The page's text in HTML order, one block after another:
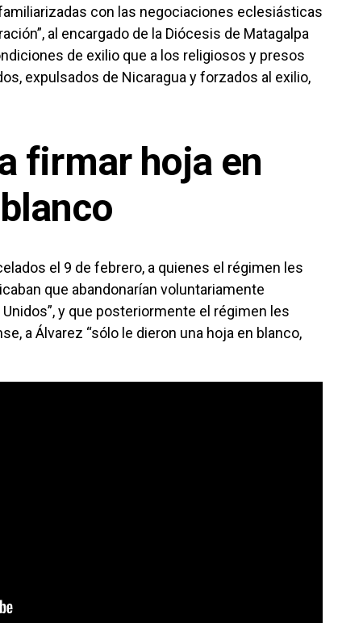
con las negociaciones eclesiásticas
al encargado de la Diócesis de Matagalpa
de exilio que a los religiosos y presos
expulsados de Nicaragua y forzados al exilio,
firmar hoja en
blanco
el 9 de febrero, a quienes el régimen les
que abandonarían voluntariamente
y que posteriormente el régimen les
a Álvarez “sólo le dieron una hoja en blanco,